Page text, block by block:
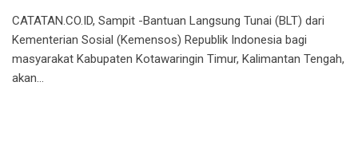
CATATAN.CO.ID, Sampit -Bantuan Langsung Tunai (BLT) dari
Kementerian Sosial (Kemensos) Republik Indonesia bagi
masyarakat Kabupaten Kotawaringin Timur, Kalimantan Tengah,
akan…